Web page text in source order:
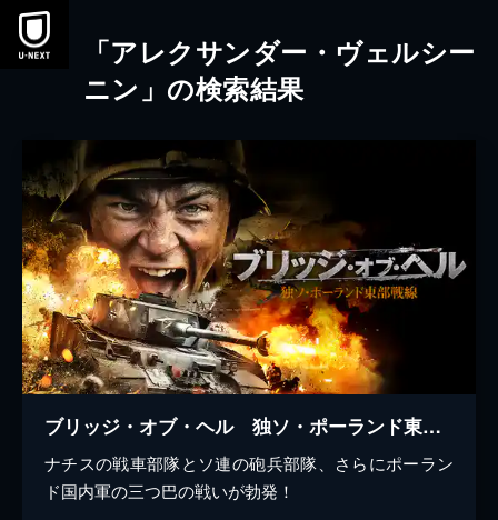
本文へスキップ
「アレクサンダー・ヴェルシー
ニン」の検索結果
ブリッジ・オブ・ヘル 独ソ・ポーランド東部戦線
ナチスの戦車部隊とソ連の砲兵部隊、さらにポーラン
ド国内軍の三つ巴の戦いが勃発！